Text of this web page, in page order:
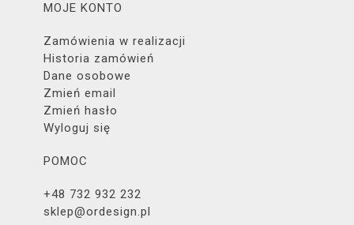
MOJE KONTO
Zamówienia w realizacji
Historia zamówień
Dane osobowe
Zmień email
Zmień hasło
Wyloguj się
POMOC
+48 732 932 232
sklep@ordesign.pl